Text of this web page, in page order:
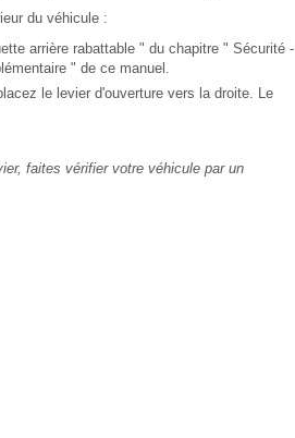
du véhicule :
arrière rabattable " du chapitre " Sécurité -
" de ce manuel.
le levier d'ouverture vers la droite. Le
faites vérifier votre véhicule par un